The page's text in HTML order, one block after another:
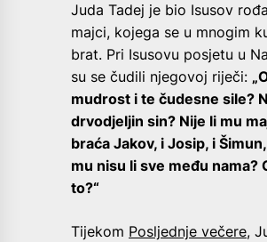
Juda Tadej je bio Isusov
majci, kojega se u mnogim
brat. Pri Isusovu posjetu u
su se čudili njegovoj riječi:
mudrost i te čudesne sile?
drvodjeljin sin? Nije li mu
braća Jakov, i Josip, i
mu nisu li sve među nama?
to?“
Tijekom Posljednje večere,